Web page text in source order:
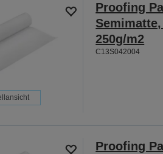
Proofing
250g/m2
C13S042004
Proofing